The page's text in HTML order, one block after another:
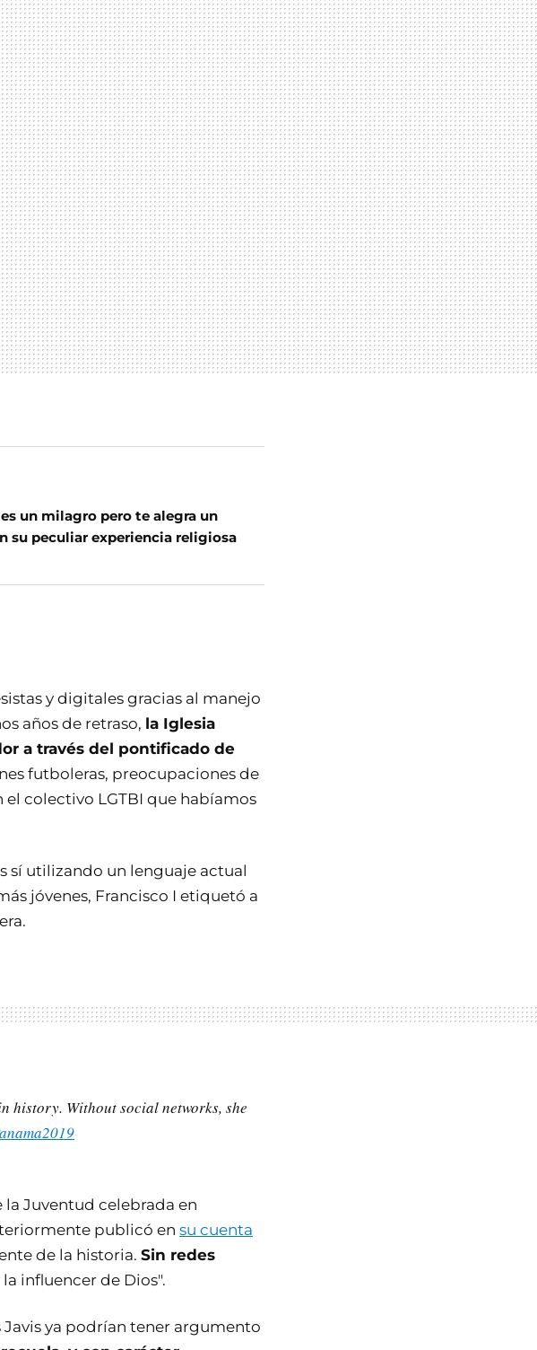
un milagro pero te alegra un
su peculiar experiencia religiosa
y digitales gracias al manejo
años de retraso, la Iglesia
a través del pontificado de
futboleras, preocupaciones de
colectivo LGTBI que habíamos
sí utilizando un lenguaje actual
jóvenes, Francisco I etiquetó a
history. Without social networks, she
Juventud celebrada en
publicó en su cuenta
de la historia. Sin redes
la influencer de Dios".
ya podrían tener argumento